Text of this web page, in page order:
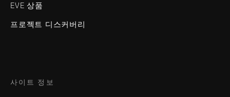
EVE 상품
프로젝트 디스커버리
사이트 정보